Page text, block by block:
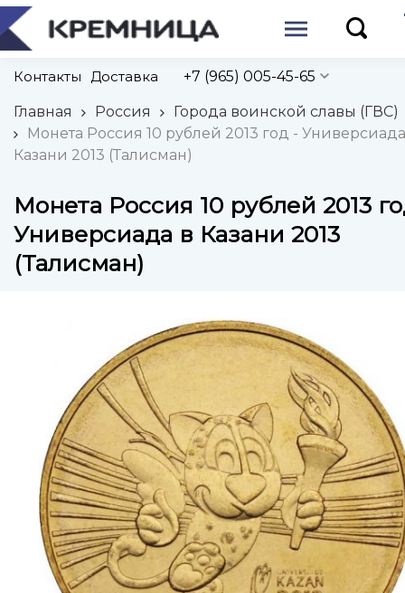
Контакты Доставка +7 (965) 005-45-65
Главная Россия
Города воинской славы (ГВС)
Монета Россия 10 рублей 2013 год -
Казани 2013 (Талисман)
Монета Россия 10 рублей 2013
Универсиада в Казани 2013
(Талисман)